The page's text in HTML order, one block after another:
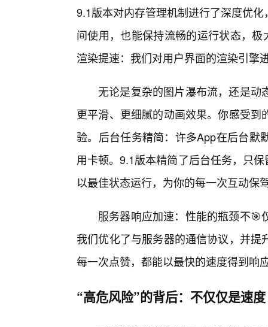
9.1版本对内存管理机制进行了深度优
间使用，也能保持流畅的运行状态，
渲染提速：我们对用户界面的渲染引擎
无论是复杂的图片瀑布流，还是
更平滑、更细腻的动画效果。你感受
验。后台任务精简：许多App在后台默
用卡顿。9.1版本精简了后台任务，只
以最佳状态运行，为你的每一次互动保
服务器响应加速：性能的瓶颈不
我们优化了与服务器的通信协议，并
每一次点赞，都能以最快的速度得到响
“高危风险”的背后：不仅仅是速度